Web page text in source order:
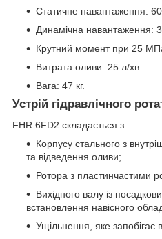
Статичне навантаження:
Динамічна навантаження:
Крутний момент при 25
Витрата оливи: 25 л/хв.
Вага: 47 кг.
Устрій гідравлічного
FHR 6FD2 складається з:
Корпусу стального з
та відведення оливи;
Ротора з пластинчастими
Вихідного валу із
встановлення навісного
Ущільнення, яке запобігає